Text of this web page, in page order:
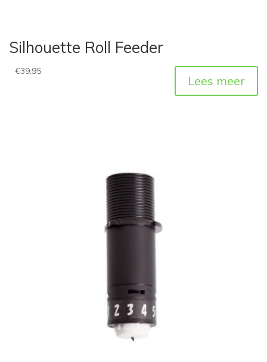
Silhouette Roll Feeder
€39,95
Lees meer